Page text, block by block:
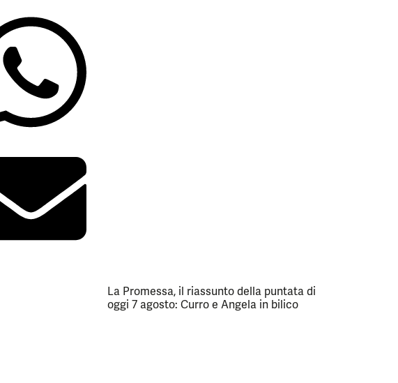
La Promessa, il riassunto della puntata di
oggi 7 agosto: Curro e Angela in bilico